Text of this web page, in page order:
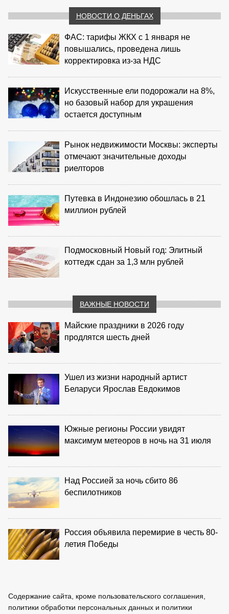
НОВОСТИ О ДЕНЬГАХ
ФАС: тарифы ЖКХ с 1 января не
повышались, проведена лишь
корректировка из‑за НДС
Искусственные ели подорожали на 8%,
но базовый набор для украшения
остается доступным
Рынок недвижимости Москвы: эксперты
отмечают значительные доходы
риелторов
Путевка в Индонезию обошлась в 21
миллион рублей
Подмосковный Новый год: Элитный
коттедж сдан за 1,3 млн рублей
ВАЖНЫЕ НОВОСТИ
Майские праздники в 2026 году
продлятся шесть дней
Ушел из жизни народный артист
Беларуси Ярослав Евдокимов
Южные регионы России увидят
максимум метеоров в ночь на 31 июля
Над Россией за ночь сбито 86
беспилотников
Россия объявила перемирие в честь 80-
летия Победы
Содержание сайта, кроме пользовательского соглашения,
политики обработки персональных данных и политики